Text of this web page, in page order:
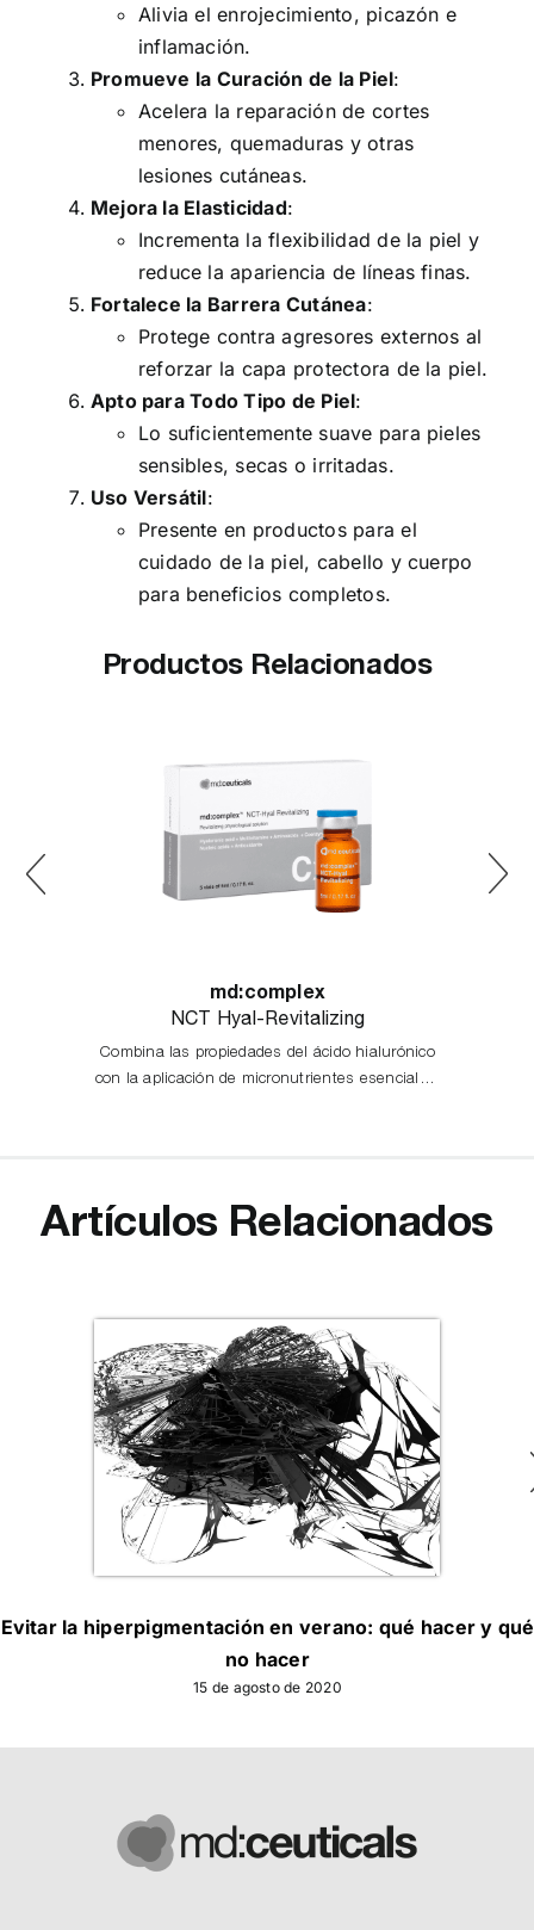
Alivia el enrojecimiento, picazón e
inflamación.
Promueve la Curación de la Piel:
Acelera la reparación de cortes
menores, quemaduras y otras
lesiones cutáneas.
Mejora la Elasticidad:
Incrementa la flexibilidad de la piel y
reduce la apariencia de líneas finas.
Fortalece la Barrera Cutánea:
Protege contra agresores externos al
reforzar la capa protectora de la piel.
Apto para Todo Tipo de Piel:
Lo suficientemente suave para pieles
sensibles, secas o irritadas.
Uso Versátil:
Presente en productos para el
cuidado de la piel, cabello y cuerpo
para beneficios completos.
Productos Relacionados
md:complex
NCT Hyal-Revitalizing
Combina las propiedades del ácido hialurónico
con la aplicación de micronutrientes esenciales,
Artículos Relacionados
Evitar la hiperpigmentación en verano: qué hacer y qué
no hacer
15 de agosto de 2020